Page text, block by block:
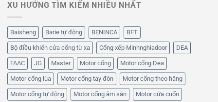
XU HƯỚNG TÌM KIẾM NHIỀU NHẤT
Baisheng Barie tự động BENINCA BFT
Bộ điều khiển cửa cổng từ xa Cổng xếp Minhnghiadoor DEA
FAAC JG Master Motor cổng Motor cổng Dea
Motor cổng lùa Motor cổng tay đòn Motor cổng theo hãng
Motor cổng tự động Motor cổng âm sàn Motor cửa cuốn